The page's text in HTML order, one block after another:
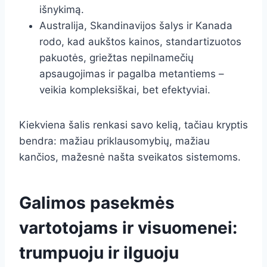
išnykimą.
Australija, Skandinavijos šalys ir Kanada
rodo, kad aukštos kainos, standartizuotos
pakuotės, griežtas nepilnamečių
apsaugojimas ir pagalba metantiems –
veikia kompleksiškai, bet efektyviai.
Kiekviena šalis renkasi savo kelią, tačiau kryptis
bendra: mažiau priklausomybių, mažiau
kančios, mažesnė našta sveikatos sistemoms.
Galimos pasekmės
vartotojams ir visuomenei:
trumpuoju ir ilguoju